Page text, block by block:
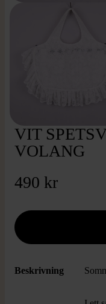
VIT
VOLANG
490 kr
Beskrivning